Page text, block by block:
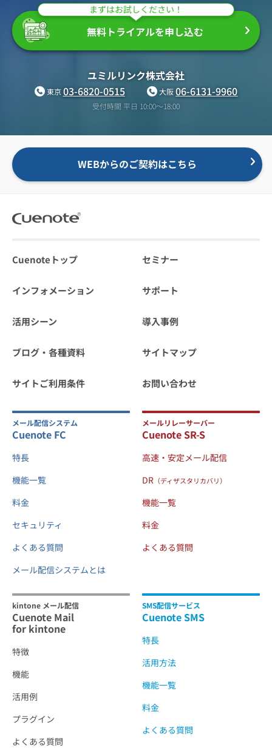
まずはお試しください！
無料トライアルを申し込む
ユミルリンク株式会社
東京03-6820-0515 大阪06-6131-9960
受付時間 平日 10:00〜18:00
WEBからのご契約はこちら
Cuenoteトップ セミナー
インフォメーション サポート
活用シーン 導入事例
ブログ・各種資料 サイトマップ
サイトご利用条件 お問い合わせ
メール配信システム
Cuenote FC
特長
機能一覧
料金
セキュリティ
よくある質問
メール配信システムとは
メールリレーサーバー
Cuenote SR-S
高速・安定メール配信
DR （ディザスタリカバリ）
機能一覧
料金
よくある質問
kintone メール配信
Cuenote Mail
for kintone
特徴
機能
活用例
プラグイン
よくある質問
SMS配信サービス
Cuenote SMS
特長
活用方法
機能一覧
料金
よくある質問